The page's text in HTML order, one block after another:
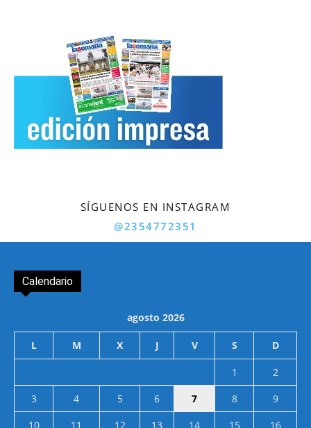
SÍGUENOS EN INSTAGRAM
@2354772351
Calendario
agosto 2026
L M X J V S D
1
2
3
4 5 6 7 8
9
10
11 12 13 14 15
16